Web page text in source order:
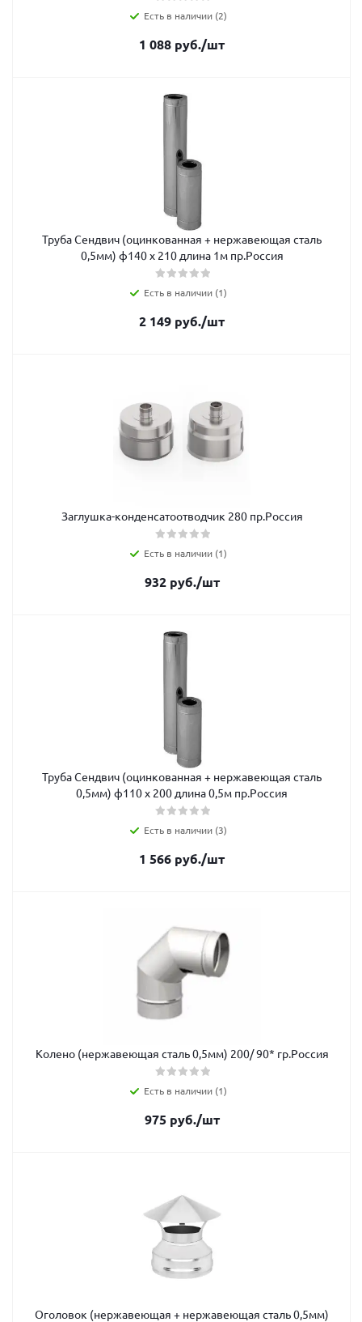
Есть в наличии (2)
1 088 руб./шт
Труба Сендвич (оцинкованная + нержавеющая сталь
0,5мм) ф140 х 210 длина 1м пр.Россия
Есть в наличии (1)
2 149 руб./шт
Заглушка-конденсатоотводчик 280 пр.Россия
Есть в наличии (1)
932руб./шт
Труба Сендвич (оцинкованная + нержавеющая сталь
0,5мм) ф110 х 200 длина 0,5м пр.Россия
Есть в наличии (3)
1 566 руб./шт
Колено (нержавеющая сталь 0,5мм) 200/ 90* гр.Россия
Есть в наличии (1)
975руб./шт
Оголовок (нержавеющая + нержавеющая сталь 0,5мм)